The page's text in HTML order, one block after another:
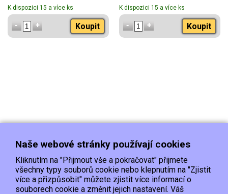
K dispozici 15 a více ks
Koupit
K dispozici 15 a více ks
Koupit
Doprava Platba Kontakt/Reklamace
Naše webové stránky používají cookies
Kliknutím na "Přijmout vše a pokračovat" přijmete
všechny typy souborů cookie nebo klepnutím na "Zjistit
více a přizpůsobit" můžete zjistit více informací o
souborech cookie a změnit jejich nastavení. Váš